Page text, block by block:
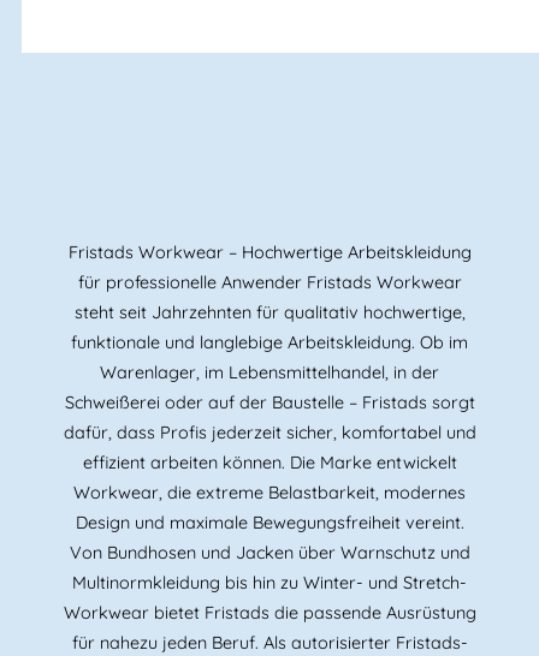
Fristads Workwear – Hochwertige Arbeitskleidung
für professionelle Anwender Fristads Workwear
steht seit Jahrzehnten für qualitativ hochwertige,
funktionale und langlebige Arbeitskleidung. Ob im
Warenlager, im Lebensmittelhandel, in der
Schweißerei oder auf der Baustelle – Fristads sorgt
dafür, dass Profis jederzeit sicher, komfortabel und
effizient arbeiten können. Die Marke entwickelt
Workwear, die extreme Belastbarkeit, modernes
Design und maximale Bewegungsfreiheit vereint.
Von Bundhosen und Jacken über Warnschutz und
Multinormkleidung bis hin zu Winter- und Stretch-
Workwear bietet Fristads die passende Ausrüstung
für nahezu jeden Beruf. Als autorisierter Fristads-